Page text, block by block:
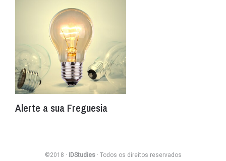
Alerte a sua Freguesia
©2018 · IDStudies· Todos os direitos reservados